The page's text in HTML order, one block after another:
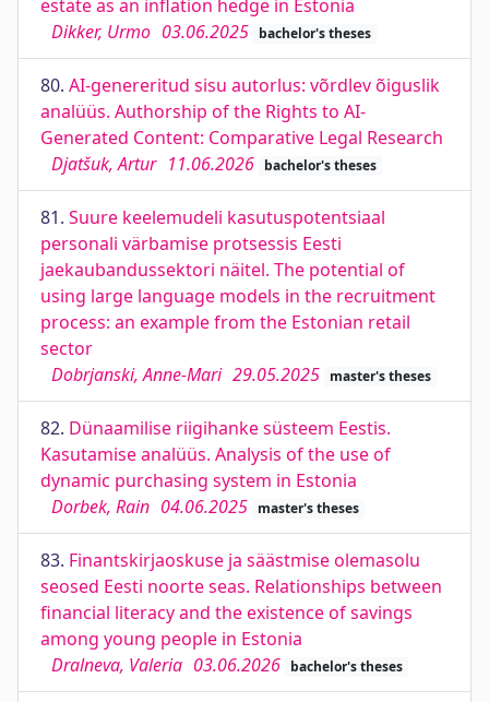
estate as an inflation hedge in Estonia
Dikker, Urmo 03.06.2025 bachelor's theses
80. AI-genereritud sisu autorlus: võrdlev õiguslik
analüüs. Authorship of the Rights to AI-
Generated Content: Comparative Legal Research
Djatšuk, Artur 11.06.2026 bachelor's theses
81. Suure keelemudeli kasutuspotentsiaal
personali värbamise protsessis Eesti
jaekaubandussektori näitel. The potential of
using large language models in the recruitment
process: an example from the Estonian retail
sector
Dobrjanski, Anne-Mari 29.05.2025 master's theses
82. Dünaamilise riigihanke süsteem Eestis.
Kasutamise analüüs. Analysis of the use of
dynamic purchasing system in Estonia
Dorbek, Rain 04.06.2025 master's theses
83. Finantskirjaoskuse ja säästmise olemasolu
seosed Eesti noorte seas. Relationships between
financial literacy and the existence of savings
among young people in Estonia
Dralneva, Valeria 03.06.2026 bachelor's theses